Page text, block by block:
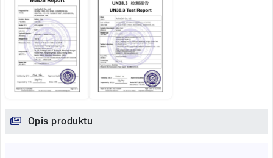
Opis produktu